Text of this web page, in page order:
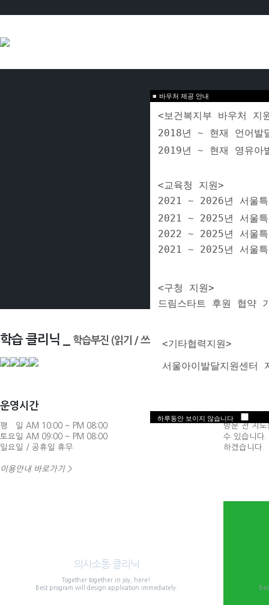
■ 바우처 제공 안내
<보건복지부 바우처 지
2018년 ~ 현재 언어발
2019년 ~ 현재 영유아
<교육청 지원>
2021 ~ 2026년 서울특
2021 ~ 2025년 서울특
2022 ~ 2025년 서울특
2021 ~ 2025년 서울특
<구청 지원>
드림스타트 후원 협약
  <기타협력지원>
서울아이발달지원센터
하루동안 보이지 않습니다
학습 클리닉 _ 학습부진 (읽기 / 쓰기 / 수학)
운영시간
평 일 AM 10:00 ~ PM 08:00
토요일 AM 09:00 ~ PM 08:00
일요일 / 공휴일 휴무
이용안내 바로가기 >
방문 전 지
수 있습니다.
하겠습니다.
의사소통 클리닉
Together together in joy, here!
Best program will design application immediately.